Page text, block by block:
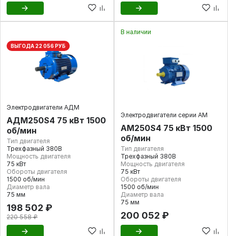
ВЫГОДА 22 056 РУБ
Электродвигатели АДМ
АДМ250S4 75 кВт 1500
об/мин
Тип двигателя
Трехфазный 380В
Мощность двигателя
75 кВт
Обороты двигателя
1500 об/мин
Диаметр вала
75 мм
198 502 ₽
220 558 ₽
В наличии
Электродвигатели серии АМ
АМ250S4 75 кВт 1500
об/мин
Тип двигателя
Трехфазный 380В
Мощность двигателя
75 кВт
Обороты двигателя
1500 об/мин
Диаметр вала
75 мм
200 052 ₽